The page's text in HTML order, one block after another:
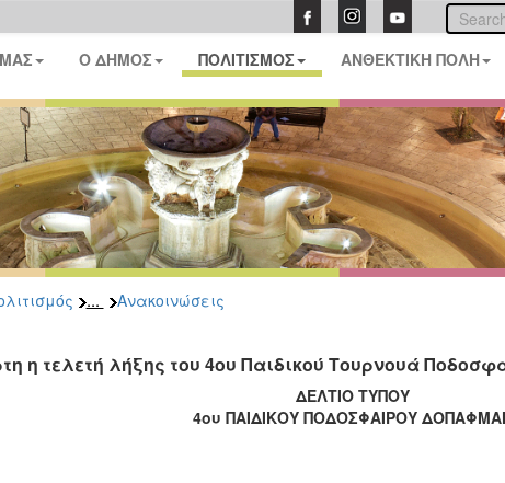
Ο ΔΗΜΟΣ ΠΟΛΙΤΙΣΜΟΣ ΑΝΘΕΚΤΙΚΗ ΠΟΛΗ
... Ανακοινώσεις
η τελετή λήξης του 4oυ Παιδικού Τουρνουά
ΔΕΛΤΙΟ ΤΥΠΟΥ
4ου ΠΑΙΔΙΚΟΥ ΠΟΔΟΣΦΑΙΡΟΥ